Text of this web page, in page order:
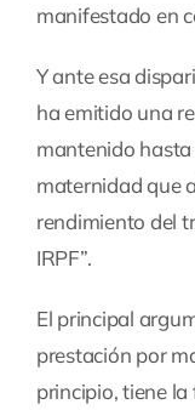
manifestado en
Y ante esa
ha emitido una
mantenido hasta
maternidad que
rendimiento del
IRPF”.
El principal
prestación por
principio, tiene